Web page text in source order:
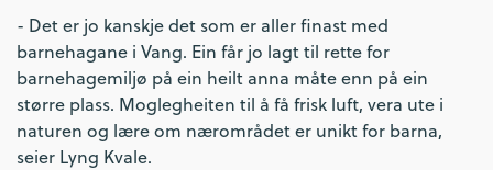
- Det er jo kanskje det som er aller finast med
barnehagane i Vang. Ein får jo lagt til rette for
barnehagemiljø på ein heilt anna måte enn på ein
større plass. Moglegheiten til å få frisk luft, vera ute i
naturen og lære om nærområdet er unikt for barna,
seier Lyng Kvale.